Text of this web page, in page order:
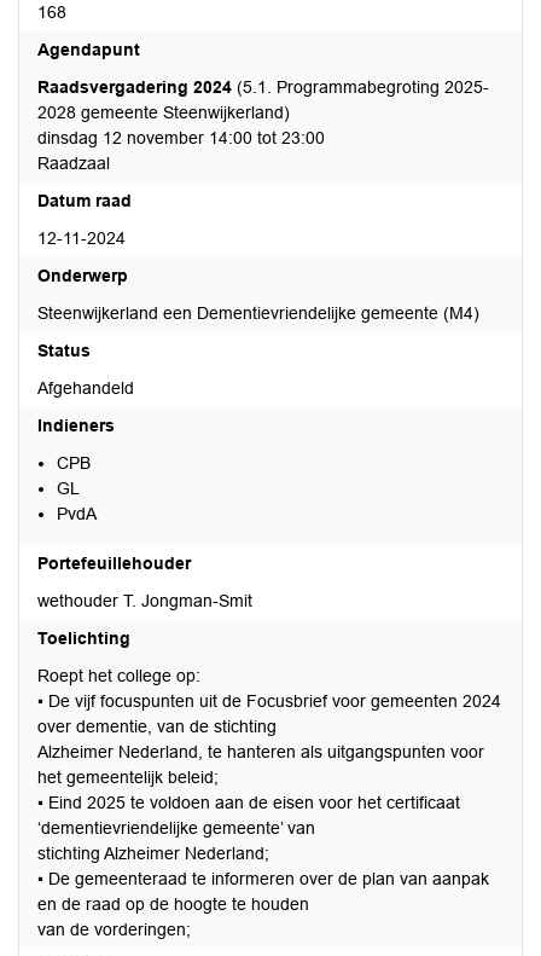
168
Agendapunt
Raadsvergadering 2024 (5.1. Programmabegroting 2025-
2028 gemeente Steenwijkerland)
dinsdag 12 november 14:00 tot 23:00
Raadzaal
Datum raad
12-11-2024
Onderwerp
Steenwijkerland een Dementievriendelijke gemeente (M4)
Status
Afgehandeld
Indieners
CPB
GL
PvdA
Portefeuillehouder
wethouder T. Jongman-Smit
Toelichting
Roept het college op:
▪ De vijf focuspunten uit de Focusbrief voor gemeenten 2024
over dementie, van de stichting
Alzheimer Nederland, te hanteren als uitgangspunten voor
het gemeentelijk beleid;
▪ Eind 2025 te voldoen aan de eisen voor het certificaat
‘dementievriendelijke gemeente’ van
stichting Alzheimer Nederland;
▪ De gemeenteraad te informeren over de plan van aanpak
en de raad op de hoogte te houden
van de vorderingen;